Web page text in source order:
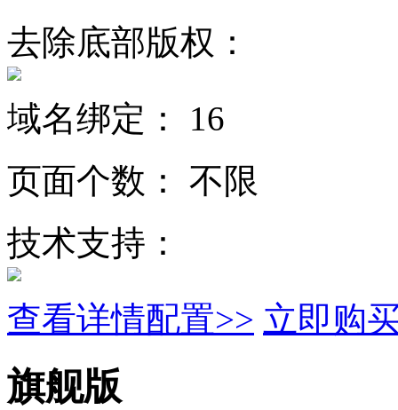
去除底部版权：
域名绑定：
16
页面个数：
不限
技术支持：
查看详情配置>> 立即购
旗舰版